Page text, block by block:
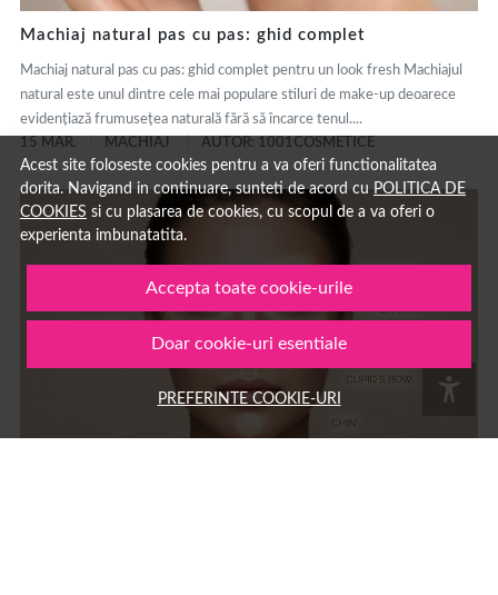
Acest site foloseste cookies pentru a va oferi functionalitatea
dorita. Navigand in continuare, sunteti de acord cu POLITICA DE
COOKIES si cu plasarea de cookies, cu scopul de a va oferi o
experienta imbunatatita.
Accepta toate cookie-urile
Doar cookie-uri esentiale
PREFERINTE COOKIE-URI
Machiaj natural pas cu pas: ghid complet
Machiaj natural pas cu pas: ghid complet pentru un look fresh Machiajul
natural este unul dintre cele mai populare stiluri de make-up deoarece
evidențiază frumusețea naturală fără să încarce tenul....
15 MAR.
MACHIAJ AUTOR: 1001COSMETICE